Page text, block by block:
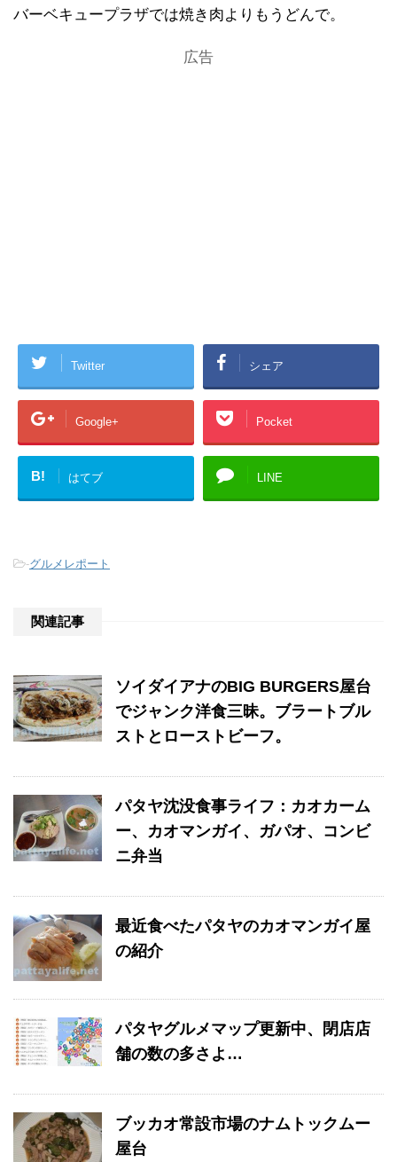
バーベキュープラザでは焼き肉よりもうどんで。
広告
Twitter シェア
Google+ Pocket
B! はてブ LINE
-グルメレポート
関連記事
ソイダイアナのBIG BURGERS屋台
でジャンク洋食三昧。ブラートブル
ストとローストビーフ。
パタヤ沈没食事ライフ：カオカーム
ー、カオマンガイ、ガパオ、コンビ
ニ弁当
最近食べたパタヤのカオマンガイ屋
の紹介
パタヤグルメマップ更新中、閉店店
舗の数の多さよ…
ブッカオ常設市場のナムトックムー
屋台